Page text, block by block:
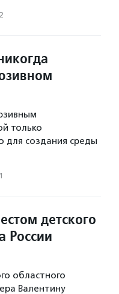
только
для создания среды
детского
России
областного
Валентину